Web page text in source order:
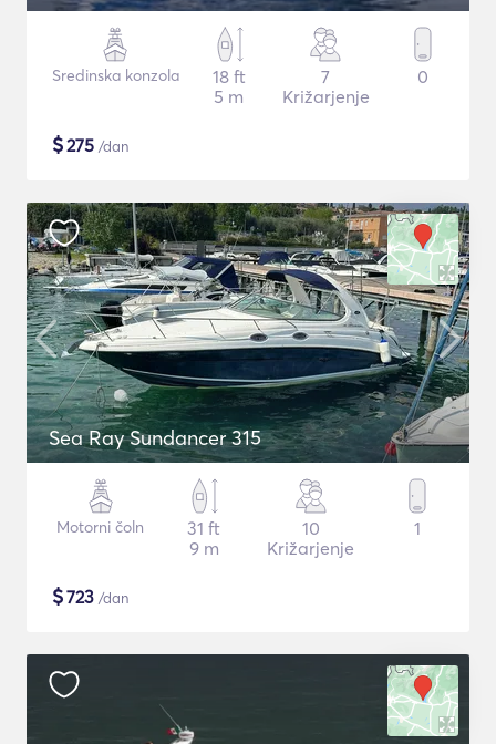
Sredinska konzola
18 ft
5 m
7
Križarjenje
0
$275 /dan
Sea Ray Sundancer 315
Motorni čoln
31 ft
9 m
10
Križarjenje
1
$723 /dan